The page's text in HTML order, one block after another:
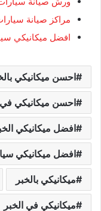
مراكز صيانة
افضل ميكانيكي
احسن ميكانيكي
احسن ميكانيكي في
افضل ميكانيكي
افضل ميكانيكي
ميكانيكي بالخبر
ميكانيكي في الخبر